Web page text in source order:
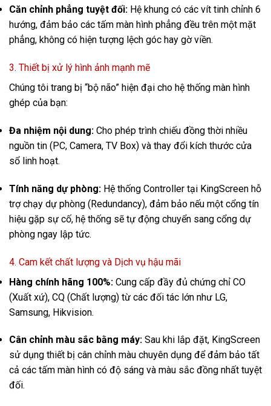
Căn chỉnh phẳng tuyệt đối: Hệ khung có các vít tinh chỉnh 6
hướng, đảm bảo các tấm màn hình phẳng đều trên một mặt
phẳng, không có hiện tượng lệch góc hay gờ viền.
3. Thiết bị xử lý hình ảnh mạnh mẽ
Chúng tôi trang bị “bộ não” hiện đại cho hệ thống màn hình
ghép của bạn:
Đa nhiệm nội dung: Cho phép trình chiếu đồng thời nhiều
nguồn tin (PC, Camera, TV Box) và thay đổi kích thước cửa
sổ linh hoạt.
Tính năng dự phòng: Hệ thống Controller tại KingScreen hỗ
trợ chạy dự phòng (Redundancy), đảm bảo nếu một cổng tín
hiệu gặp sự cố, hệ thống sẽ tự động chuyển sang cổng dự
phòng ngay lập tức.
4. Cam kết chất lượng và Dịch vụ hậu mãi
Hàng chính hãng 100%: Cung cấp đầy đủ chứng chỉ CO
(Xuất xứ), CQ (Chất lượng) từ các đối tác lớn như LG,
Samsung, Hikvision.
Cân chỉnh màu sắc bằng máy: Sau khi lắp đặt, KingScreen
sử dụng thiết bị cân chỉnh màu chuyên dụng để đảm bảo tất
cả các tấm màn hình có độ sáng và màu sắc đồng nhất tuyệt
đối.